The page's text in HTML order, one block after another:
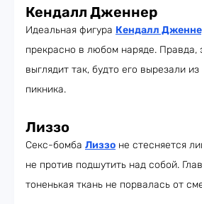
Кендалл Дженнер
Идеальная фигура Кендалл
прекрасно в любом наряде. Правда,
выглядит так, будто его вырезали
пикника.
Лиззо
Секс-бомба Лиззо не стесняется
не против подшутить над собой.
тоненькая ткань не порвалась от